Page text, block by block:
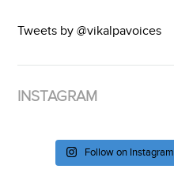
Tweets by @vikalpavoices
INSTAGRAM
Follow on Instagram